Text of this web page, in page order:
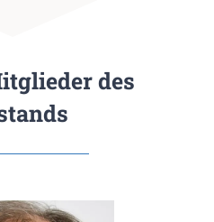
des